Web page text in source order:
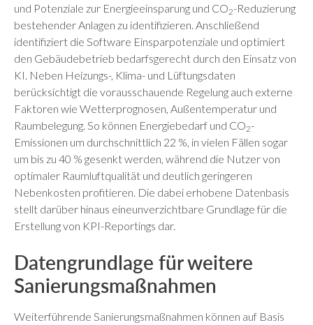
und Potenziale zur Energieeinsparung und CO2-Reduzierung
bestehender Anlagen zu identifizieren. Anschließend
identifiziert die Software Einsparpotenziale und optimiert
den Gebäudebetrieb bedarfsgerecht durch den Einsatz von
KI. Neben Heizungs-, Klima- und Lüftungsdaten
berücksichtigt die vorausschauende Regelung auch externe
Faktoren wie Wetterprognosen, Außentemperatur und
Raumbelegung. So können Energiebedarf und CO2-
Emissionen um durchschnittlich 22 %, in vielen Fällen sogar
um bis zu 40 % gesenkt werden, während die Nutzer von
optimaler Raumluftqualität und deutlich geringeren
Nebenkosten profitieren. Die dabei erhobene Datenbasis
stellt darüber hinaus eineunverzichtbare Grundlage für die
Erstellung von KPI-Reportings dar.
Datengrundlage für weitere
Sanierungsmaßnahmen
Weiterführende Sanierungsmaßnahmen können auf Basis